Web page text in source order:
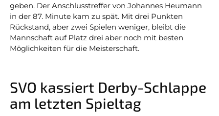
geben. Der Anschlusstreffer von Johannes Heumann
in der 87. Minute kam zu spät. Mit drei Punkten
Rückstand, aber zwei Spielen weniger, bleibt die
Mannschaft auf Platz drei aber noch mit besten
Möglichkeiten für die Meisterschaft.
SVO kassiert Derby-Schlappe
am letzten Spieltag